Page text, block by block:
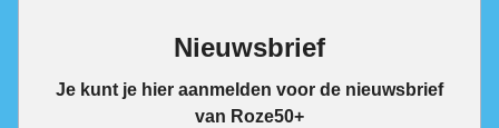
Nieuwsbrief
Je kunt je hier aanmelden voor de nieuwsbrief
van Roze50+